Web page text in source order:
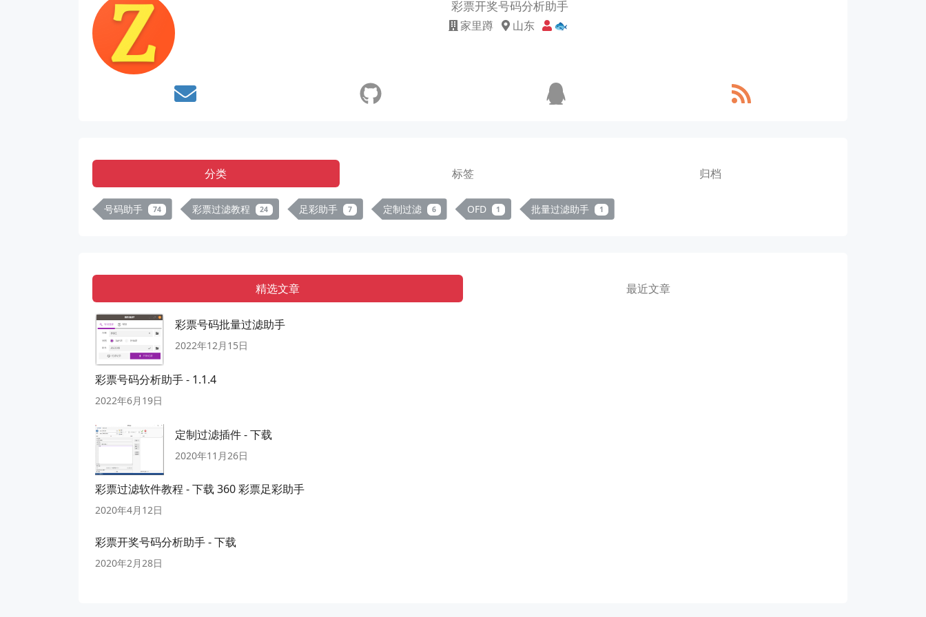
彩票开奖号码分析助手
家里蹲 山东 🐟
分类 标签 归档
号码助手 74 彩票过滤教程 24 足彩助手 7 定制过滤 6 OFD 1 批量过滤助手 1
精选文章 最近文章
彩票号码批量过滤助手
2022年12月15日
彩票号码分析助手 - 1.1.4
2022年6月19日
定制过滤插件 - 下载
2020年11月26日
彩票过滤软件教程 - 下载 360 彩票足彩助手
2020年4月12日
彩票开奖号码分析助手 - 下载
2020年2月28日